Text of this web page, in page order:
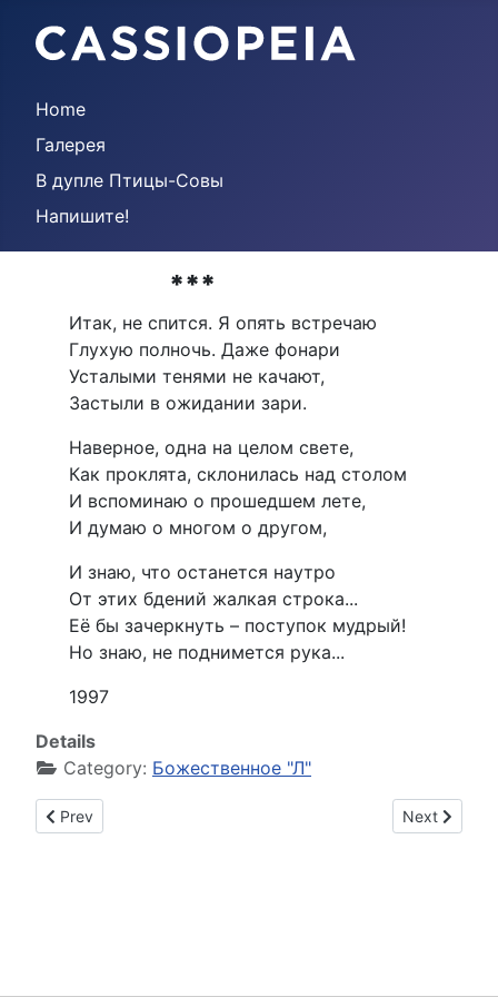
Home
Галерея
В дупле Птицы-Совы
Напишите!
***
Итак, не спится. Я опять встречаю
Глухую полночь. Даже фонари
Усталыми тенями не качают,
Застыли в ожидании зари.
Наверное, одна на целом свете,
Как проклята, склонилась над столом
И вспоминаю о прошедшем лете,
И думаю о многом о другом,
И знаю, что останется наутро
От этих бдений жалкая строка...
Её бы зачеркнуть – поступок мудрый!
Но знаю, не поднимется рука...
1997
Details
Category: Божественное "Л"
Previous article: Детский шарик, улетай в синеву...
Prev Next article:
Next